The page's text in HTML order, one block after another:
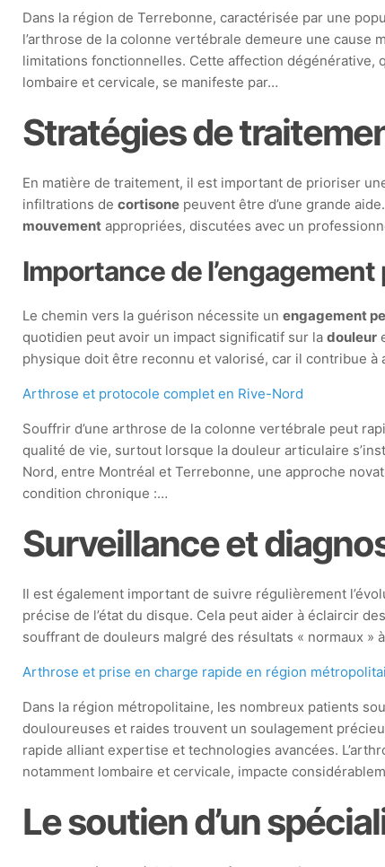
Dans la région de Terrebonne, caractérisée par une
l’arthrose de la colonne vertébrale demeure une cause
limitations fonctionnelles. Cette affection dégénérative,
lombaire et cervicale, se manifeste par…
Stratégies de
En matière de traitement, il est important de prioriser
infiltrations decortisone peuvent être d’une grande
mouvement appropriées, discutées avec un
Importance de
Le chemin vers la guérison nécessite unengagement
quotidien peut avoir un impact significatif sur ladouleur
physique doit être reconnu et valorisé, car il contribue à
Arthrose et protocole complet en Rive-Nord
Souffrir d’une arthrose de la colonne vertébrale peut
qualité de vie, surtout lorsque la douleur articulaire
Nord, entre Montréal et Terrebonne, une approche
condition chronique :…
Surveillance et
Il est également important de suivre régulièrement
précise de l’état du disque. Cela peut aider à éclaircir des
souffrant de douleurs malgré des résultats « normaux »
Arthrose et prise en charge rapide en région
Dans la région métropolitaine, les nombreux patients
douloureuses et raides trouvent un soulagement
rapide alliant expertise et technologies avancées.
notamment lombaire et cervicale, impacte
Le soutien d’un